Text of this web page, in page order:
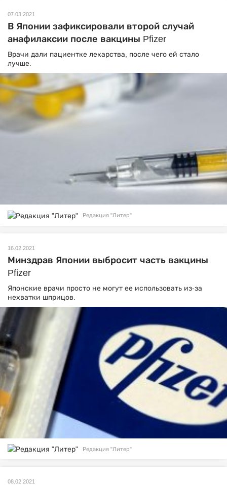
07.03.2021
В Японии зафиксировали второй случай
анафилаксии после вакцины Pfizer
Врачи дали пациентке лекарства, после чего ей стало
лучше.
Редакция "Литер"
16.02.2021
Минздрав Японии выбросит часть вакцины
Pfizer
Японские врачи просто не могут ее использовать из-за
нехватки шприцов.
Редакция "Литер"
08.02.2021